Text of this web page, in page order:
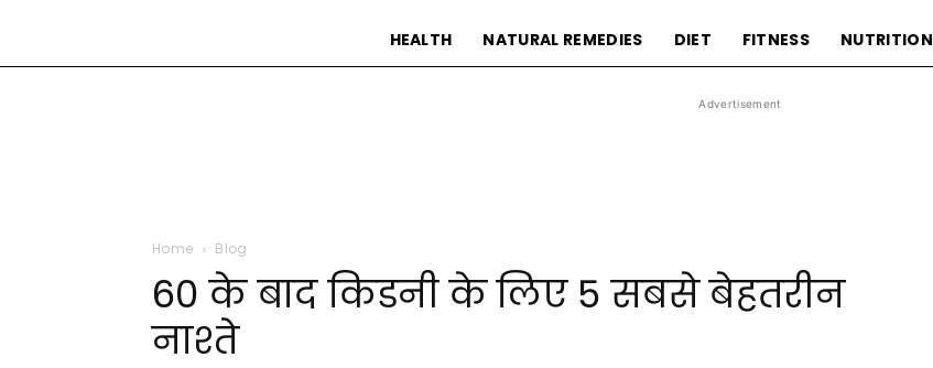
HEALTH NATURAL REMEDIES DIET FITNESS NUTRITION
Advertisement
Home Blog
60 के बाद किडनी के लिए 5 सबसे बेहतरीन
नाश्ते